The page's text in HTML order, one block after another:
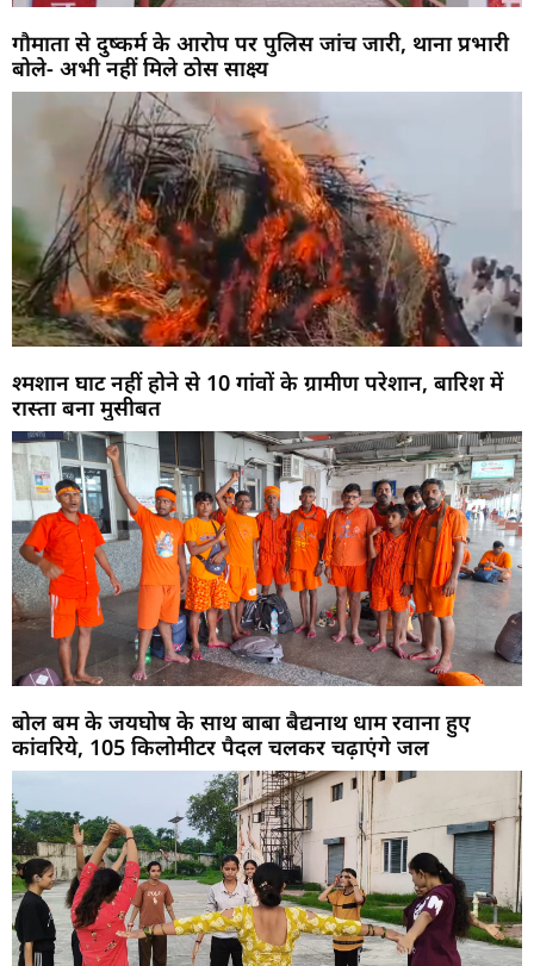
गौमाता से दुष्कर्म के आरोप पर पुलिस जांच जारी, थाना प्रभारी
बोले- अभी नहीं मिले ठोस साक्ष्य
श्मशान घाट नहीं होने से 10 गांवों के ग्रामीण परेशान, बारिश में
रास्ता बना मुसीबत
बोल बम के जयघोष के साथ बाबा बैद्यनाथ धाम रवाना हुए
कांवरिये, 105 किलोमीटर पैदल चलकर चढ़ाएंगे जल